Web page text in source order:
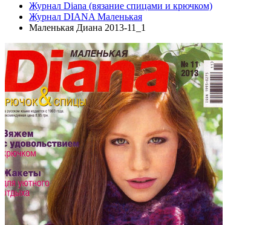
Журнал Diana (вязание спицами и крючком)
Журнал DIANA Маленькая
Маленькая Диана 2013-11_1